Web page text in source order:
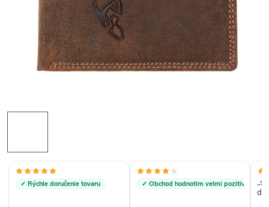
✓ Rýchle doručenie tovaru ✓ Obchod hodnotim velmi pozitivne